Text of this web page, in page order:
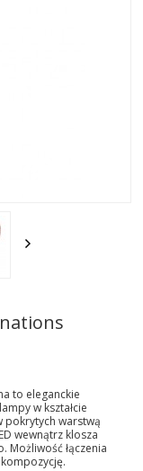
to eleganckie
w kształcie
pokrytych warstwą
wewnątrz klosza
Możliwość łączenia